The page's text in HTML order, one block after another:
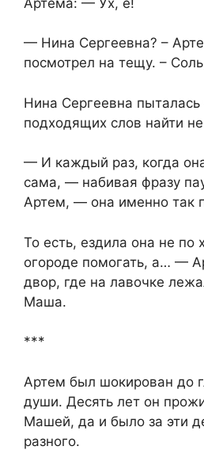
— Нина Сергеевна? –
посмотрел на тещу. –
Нина Сергеевна пыталась
подходящих слов найти
— И каждый раз, когда
сама, — набивая фразу
Артем, — она именно так
То есть, ездила она не по
огороде помогать, а… —
двор, где на лавочке
Маша.
***
Артем был шокирован до
души. Десять лет он
Машей, да и было за эти
разного.